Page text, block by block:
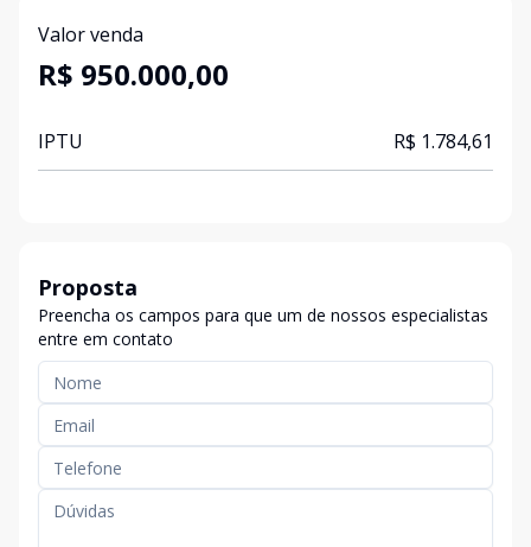
Valor venda
R$ 950.000,00
IPTU R$ 1.784,61
Proposta
Preencha os campos para que um de nossos especialistas
entre em contato